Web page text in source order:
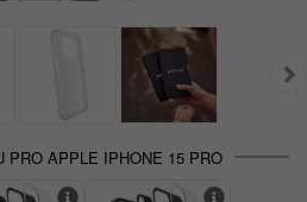
PRO APPLE IPHONE 15 PRO